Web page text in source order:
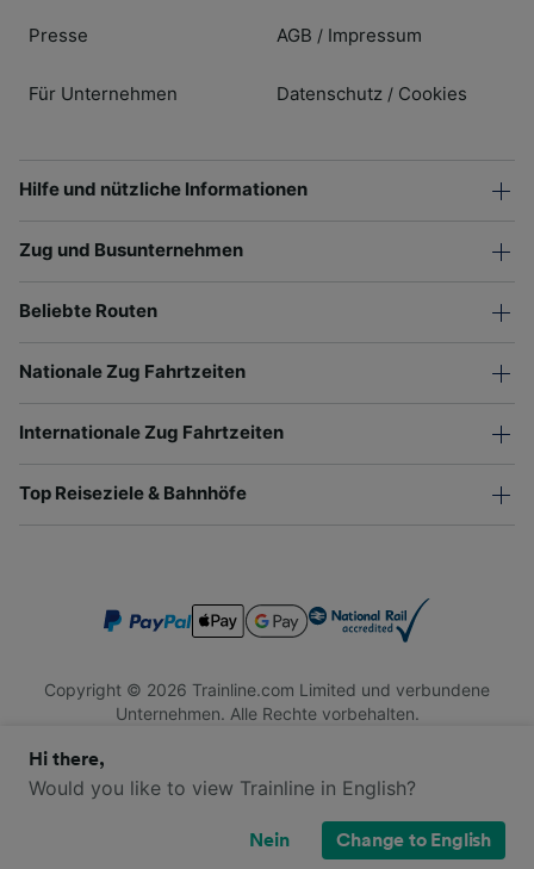
Presse
Für Unternehmen
AGB / Impressum
Datenschutz / Cookies
Hilfe und nützliche Informationen
Zug und Busunternehmen
Beliebte Routen
Nationale Zug Fahrtzeiten
Internationale Zug Fahrtzeiten
Top Reiseziele & Bahnhöfe
Copyright © 2026 Trainline.com Limited und verbundene
Unternehmen. Alle Rechte vorbehalten.
Firmennummer 3846791. Registrierte Adresse: 1 Stonecutter
St, London EC4A 4AH, United Kingdom. USt-IdNr.: 791 7261
Hi there,
Would you like to view Trainline in English?
Nein Change to English